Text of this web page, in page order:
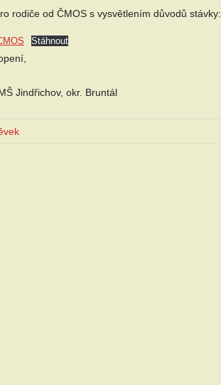
rodiče od ČMOS s vysvětlením důvodů stávky:
Stáhnout
Jindřichov, okr. Bruntál